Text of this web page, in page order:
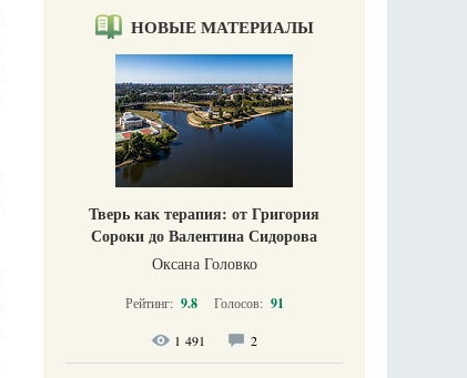
НОВЫЕ МАТЕРИАЛЫ
Тверь как терапия: от Григория
Сороки до Валентина Сидорова
Оксана Головко
Рейтинг: 9.8 Голосов: 91
1 491 2